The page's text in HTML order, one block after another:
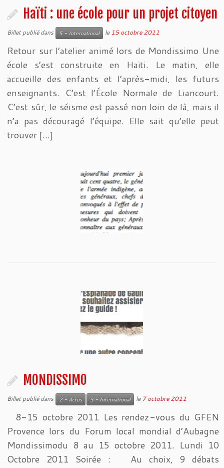
Haïti : une école pour un projet citoyen
Billet publié dans 5 - International le15 octobre 2011
Retour sur l’atelier animé lors de Mondissimo Une
école s’est construite en Haïti. Le matin, elle
accueille des enfants et l’après-midi, les futurs
enseignants. C’est l’École Normale de Liancourt.
C’est sûr, le séisme est passé non loin de là, mais il
n’a pas découragé l’équipe. Elle sait qu’elle peut
trouver […]
MONDISSIMO
Billet publié dans 2 - Actus 5 - International le 7 octobre 2011
8-15 octobre 2011 Les rendez-vous du GFEN
Provence lors du Forum local mondial d’Aubagne
Mondissimodu 8 au 15 octobre 2011. Lundi 10
Octobre 2011 Soirée : Au choix, 9 débats